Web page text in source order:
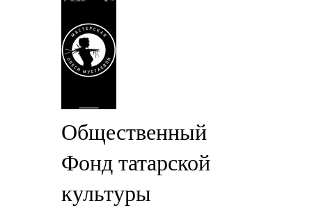
Общественный
Фонд татарской
культуры